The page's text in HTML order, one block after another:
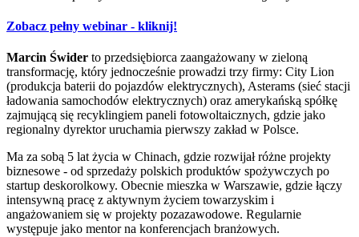
Zobacz pełny webinar - kliknij!
Marcin Świder to przedsiębiorca zaangażowany w zieloną
transformację, który jednocześnie prowadzi trzy firmy: City Lion
(produkcja baterii do pojazdów elektrycznych), Asterams (sieć stacji
ładowania samochodów elektrycznych) oraz amerykańską spółkę
zajmującą się recyklingiem paneli fotowoltaicznych, gdzie jako
regionalny dyrektor uruchamia pierwszy zakład w Polsce.
Ma za sobą 5 lat życia w Chinach, gdzie rozwijał różne projekty
biznesowe - od sprzedaży polskich produktów spożywczych po
startup deskorolkowy. Obecnie mieszka w Warszawie, gdzie łączy
intensywną pracę z aktywnym życiem towarzyskim i
angażowaniem się w projekty pozazawodowe. Regularnie
występuje jako mentor na konferencjach branżowych.